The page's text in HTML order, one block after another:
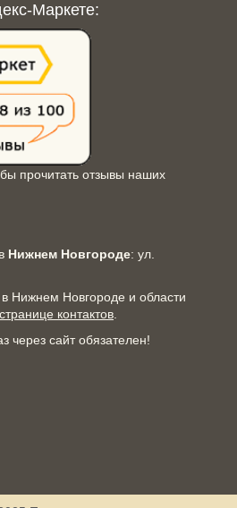
Маркете:
прочитать отзывы наших
Нижнем Новгороде: ул.
Нижнем Новгороде и области
странице контактов.
через сайт обязателен!